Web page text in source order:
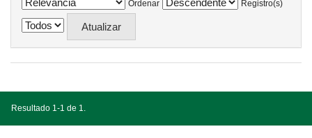
Ordenar
Registro(s)
Resultado 1-1 de 1.